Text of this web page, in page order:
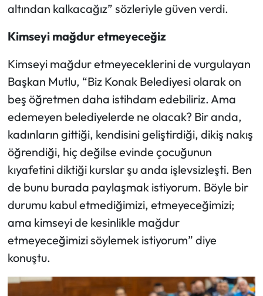
altından kalkacağız” sözleriyle güven verdi.
Kimseyi mağdur etmeyeceğiz
Kimseyi mağdur etmeyeceklerini de vurgulayan
Başkan Mutlu, “Biz Konak Belediyesi olarak on
beş öğretmen daha istihdam edebiliriz. Ama
edemeyen belediyelerde ne olacak? Bir anda,
kadınların gittiği, kendisini geliştirdiği, dikiş nakış
öğrendiği, hiç değilse evinde çocuğunun
kıyafetini diktiği kurslar şu anda işlevsizleşti. Ben
de bunu burada paylaşmak istiyorum. Böyle bir
durumu kabul etmediğimizi, etmeyeceğimizi;
ama kimseyi de kesinlikle mağdur
etmeyeceğimizi söylemek istiyorum” diye
konuştu.